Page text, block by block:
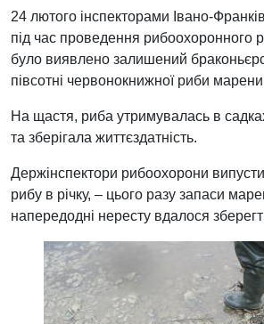
24 лютого інспекторами Івано-
під час проведення рибоохоронного
було виявлено залишений
півсотні червонокнижної риби
На щастя, риба утримувалась в
та зберігала життєздатність.
Держінспектори рибоохорони
рибу в річку, – цього разу запаси
напередодні нересту вдалося